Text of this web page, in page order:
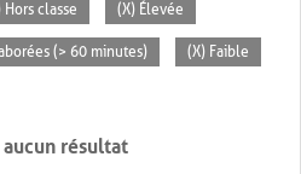
Hors classe (X) Élevée
(> 60 minutes) (X) Faible
résultat